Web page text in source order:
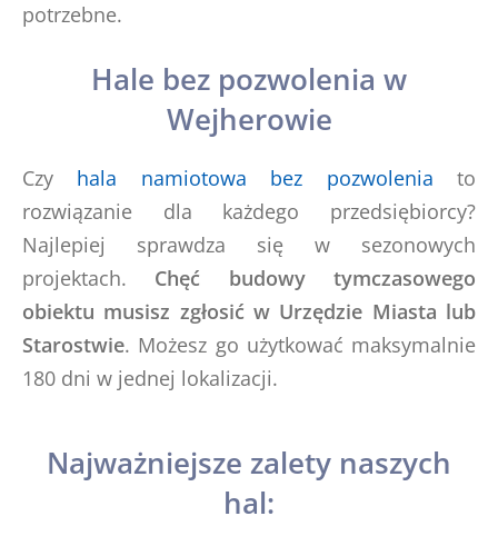
potrzebne.
Hale bez pozwolenia w
Wejherowie
Czy hala namiotowa bez pozwolenia to
rozwiązanie dla każdego przedsiębiorcy?
Najlepiej sprawdza się w sezonowych
projektach. Chęć budowy tymczasowego
obiektu musisz zgłosić w Urzędzie Miasta lub
Starostwie. Możesz go użytkować maksymalnie
180 dni w jednej lokalizacji.
Najważniejsze zalety naszych
hal: